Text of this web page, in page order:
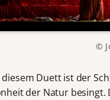
©
diesem Duett ist der
der Natur